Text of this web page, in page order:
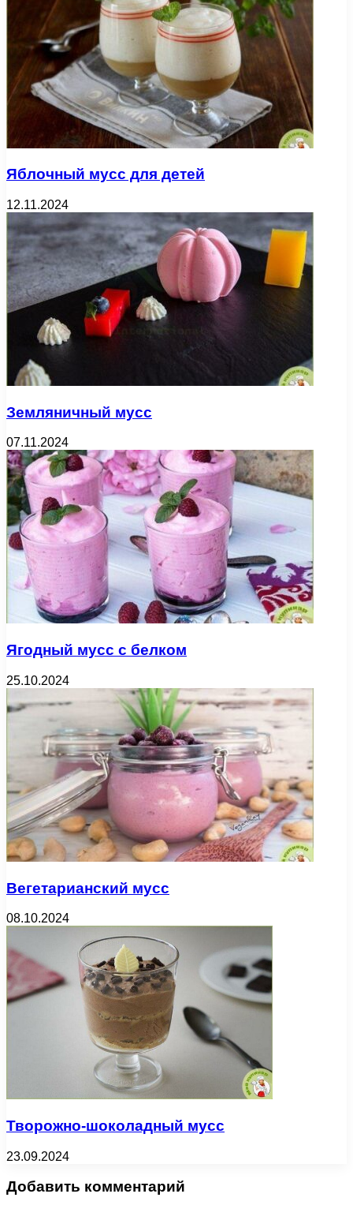
Яблочный мусс для детей
12.11.2024
Земляничный мусс
07.11.2024
Ягодный мусс с белком
25.10.2024
Вегетарианский мусс
08.10.2024
Творожно-шоколадный мусс
23.09.2024
Добавить комментарий